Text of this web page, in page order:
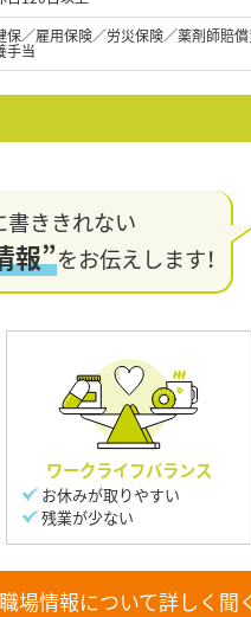
保／雇用保険／労災保険／薬剤師賠
手当
書ききれない
報”をお伝えします！
ワークライフバランス
お休みが取りやすい
残業が少ない
職場情報について詳しく聞